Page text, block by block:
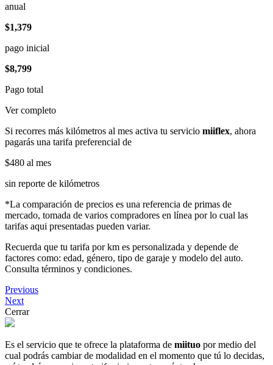
anual
$1,379
pago inicial
$8,799
Pago total
Ver completo
Si recorres más kilómetros al mes activa tu servicio miiflex, ahora
pagarás una tarifa preferencial de
$480 al mes
sin reporte de kilómetros
*La comparación de precios es una referencia de primas de
mercado, tomada de varios compradores en línea por lo cual las
tarifas aqui presentadas pueden variar.
Recuerda que tu tarifa por km es personalizada y depende de
factores como: edad, género, tipo de garaje y modelo del auto.
Consulta términos y condiciones.
Previous
Next
Cerrar
Es el servicio que te ofrece la plataforma de miituo por medio del
cual podrás cambiar de modalidad en el momento que tú lo decidas,